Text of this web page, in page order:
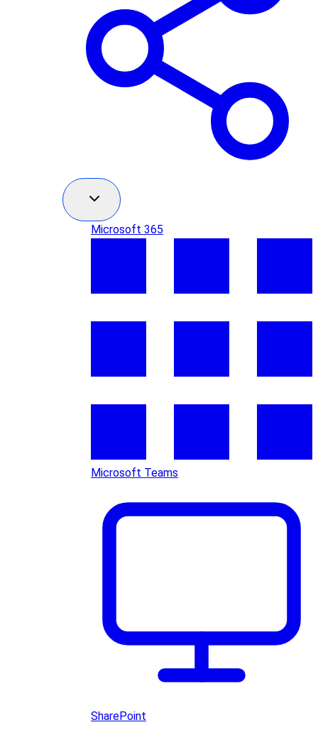
Microsoft 365
Microsoft Teams
SharePoint